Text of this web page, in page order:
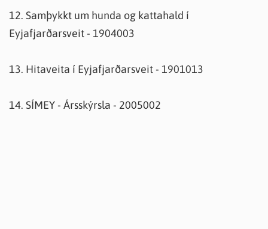
12. Samþykkt um hunda og kattahald í
Eyjafjarðarsveit - 1904003
13. Hitaveita í Eyjafjarðarsveit - 1901013
14. SÍMEY - Ársskýrsla - 2005002